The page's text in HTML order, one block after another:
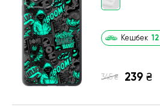
Кешбек 12
345 ₴ 239 ₴